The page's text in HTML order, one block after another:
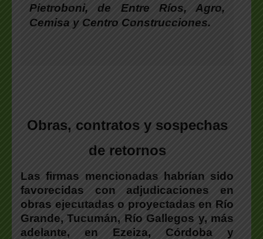
Pietroboni, de Entre Ríos, Agro,
Cemisa y Centro Construcciones.
Obras, contratos y sospechas
de retornos
Las firmas mencionadas habrían sido
favorecidas con adjudicaciones en
obras ejecutadas o proyectadas en Río
Grande, Tucumán, Río Gallegos y, más
adelante, en Ezeiza, Córdoba y